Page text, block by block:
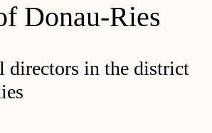
Donau-Ries
directors in the district